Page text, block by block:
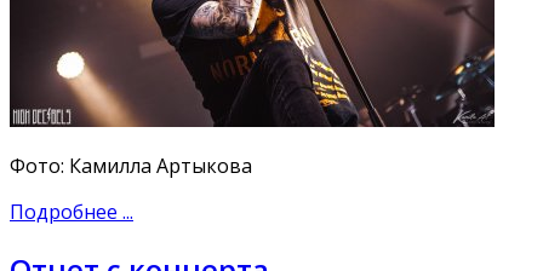
Фото: Камилла Артыкова
Подробнее ...